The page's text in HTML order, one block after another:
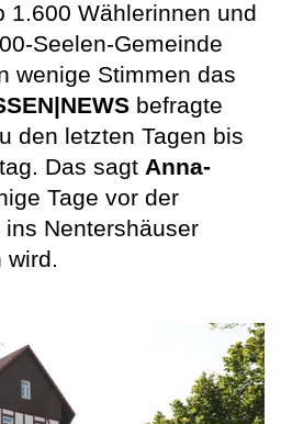
1.600 Wählerinnen und
Seelen-Gemeinde
wenige Stimmen das
befragte
den letzten Tagen bis
Das sagt Anna-
Tage vor der
Nentershäuser